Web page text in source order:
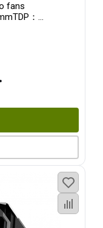
fans
：
：